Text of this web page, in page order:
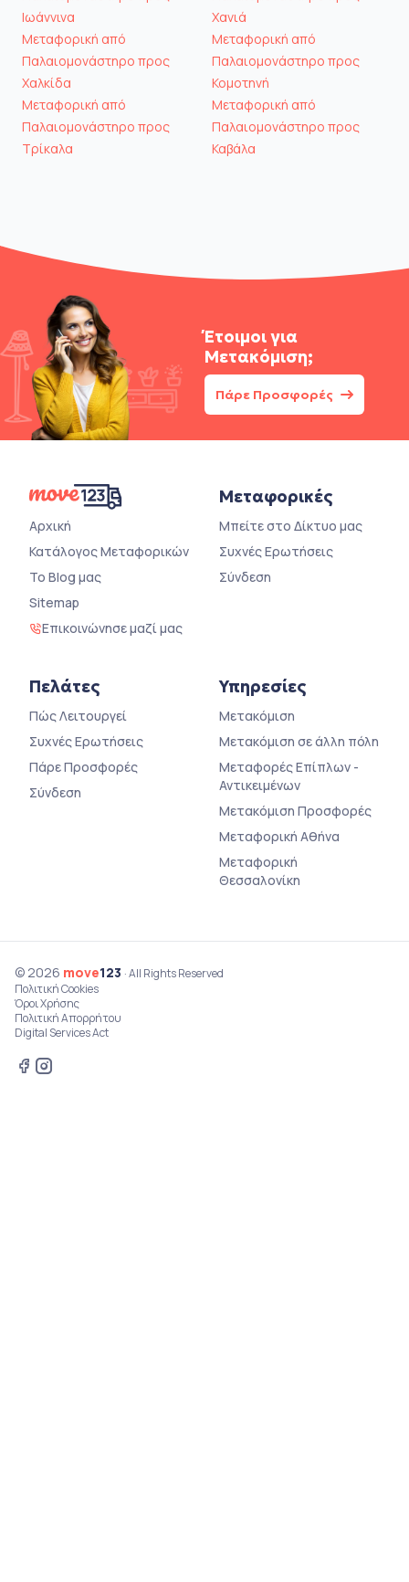
Ιωάννινα
Μεταφορική από
Παλαιομονάστηρο προς
Χαλκίδα
Μεταφορική από
Παλαιομονάστηρο προς
Τρίκαλα
Χανιά
Μεταφορική από
Παλαιομονάστηρο προς
Κομοτηνή
Μεταφορική από
Παλαιομονάστηρο προς
Καβάλα
Έτοιμοι για
Μετακόμιση;
Πάρε Προσφορές
Αρχική
Κατάλογος Μεταφορικών
Το Blog μας
Sitemap
Επικοινώνησε μαζί μας
Μεταφορικές
Μπείτε στο Δίκτυο μας
Συχνές Ερωτήσεις
Σύνδεση
Πελάτες
Πώς Λειτουργεί
Συχνές Ερωτήσεις
Πάρε Προσφορές
Σύνδεση
Υπηρεσίες
Μετακόμιση
Μετακόμιση σε άλλη πόλη
Μεταφορές Επίπλων -
Αντικειμένων
Μετακόμιση Προσφορές
Μεταφορική Αθήνα
Μεταφορική
Θεσσαλονίκη
© 2026 move123 · All Rights Reserved
Πολιτική Cookies
Όροι Χρήσης
Πολιτική Απορρήτου
Digital Services Act